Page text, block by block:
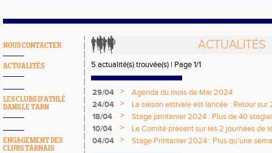
NOUS CONTACTER
ACTUALITÉS
LES CLUBS D'ATHLÉ
DANS LE TARN
ENGAGEMENT DES
CLUBS TARNAIS
ACTUALITÉS
5 actualité(s) trouvée(s) | Page 1/1
29/04 >
Agenda du mois de Mai 2024
24/04
>
La saison estivale est lancée : Retour
du Tarn sur Piste
18/04 >
Stage printanier 2024 : Plus de 40
météo capricieuse)
10/04 >
Le Comité présent sur les 2 journées de
par l'UNSS et l'USEP
04/04 > Stage Printanier 2024 : Plus qu'une